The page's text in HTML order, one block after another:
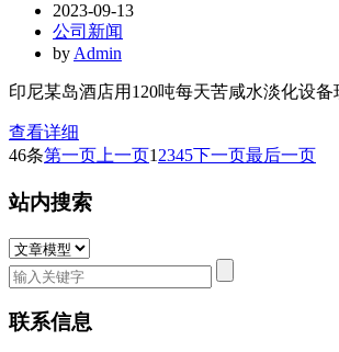
2023-09-13
公司新闻
by Admin
印尼某岛酒店用120吨每天苦咸水淡化设
查看详细
46条第一页 上一页1 2345下一页最后一页
站内搜索
联系信息